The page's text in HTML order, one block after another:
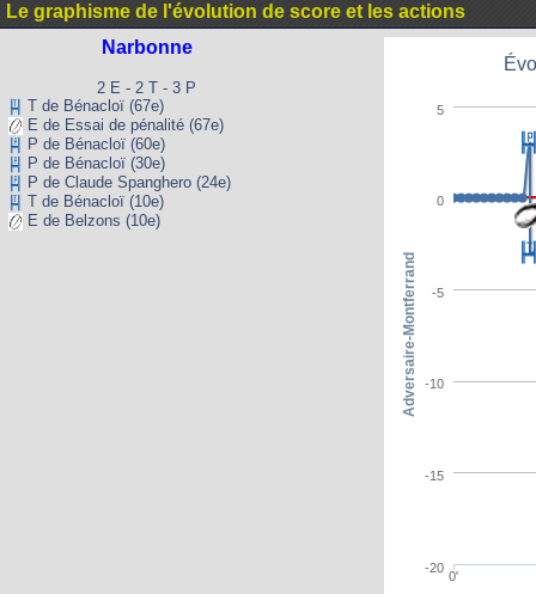
Le graphisme de l'évolution de score et les actions
Narbonne
2 E - 2 T - 3 P
T de Bénacloï (67e)
E de Essai de pénalité (67e)
P de Bénacloï (60e)
P de Bénacloï (30e)
P de Claude Spanghero (24e)
T de Bénacloï (10e)
E de Belzons (10e)
0'
-20
-15
-10
-5
0
5
Adversaire-Montferrand